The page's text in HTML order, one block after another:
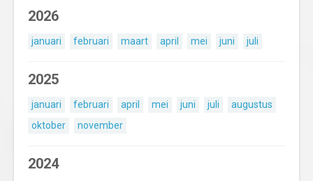
2026
januari februari maart april mei juni juli
2025
januari februari april mei juni juli
augustus
oktober
november
2024